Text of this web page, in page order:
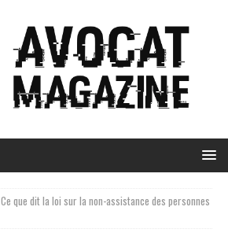
Ce que dit la loi sur la non-assistance des personnes